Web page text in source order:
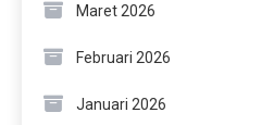
Maret 2026
Februari 2026
Januari 2026